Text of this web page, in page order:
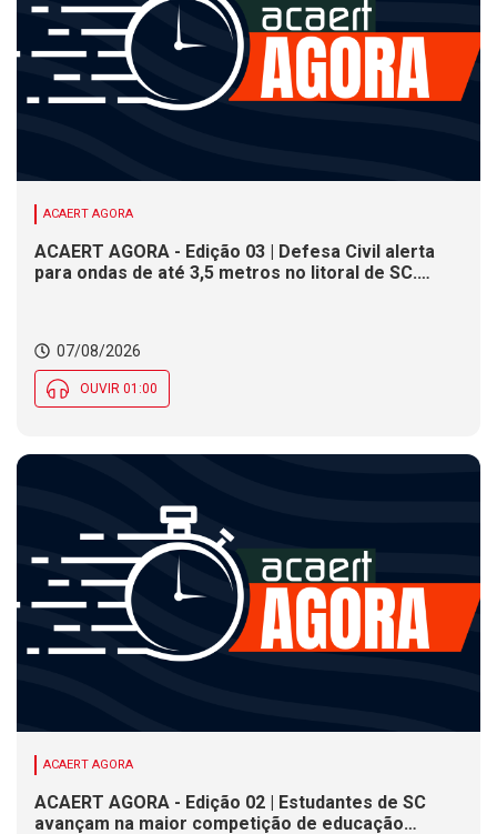
ACAERT AGORA
ACAERT AGORA - Edição 03 | Defesa Civil alerta
para ondas de até 3,5 metros no litoral de SC.
07/08/2026
OUVIR 01:00
ACAERT AGORA
ACAERT AGORA - Edição 02 | Estudantes de SC
avançam na maior competição de educação